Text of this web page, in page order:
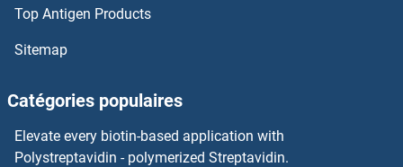
ABHD8 Kits ELISA
ABHD5 Kits ELISA
ABHD4 Kits ELISA
Top Antigen Products
Sitemap
Catégories populaires
Elevate every biotin-based application with
Polystreptavidin - polymerized Streptavidin.